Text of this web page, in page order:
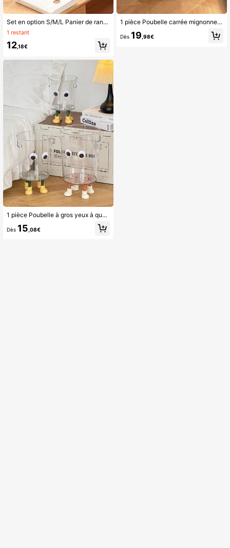
Set en option S/M/L Panier de rangement tressé, organisateur de bureau fait main pour la chambre à coucher, le salon, le bureau et la cuisine, accessoires de cuisine, outils de cuisine, organisateur de cuisine, organisateur de maquillage, articles de mariage, décorations florales, articles ménagers, table, décorations pour la maison, organisation et stockage à la maison, décoration de chambre, panier de style bohème tressé géométrique, porte-plante en bois et rotin, décor de corde naturelle mixte pour les espaces extérieurs avec des vibrations côtières
1 restant
12,18€
1 pièce Poubelle à gros yeux à quatre pieds, poubelle en acrylique transparent de style INS, convient pour la chambre, le salon, le bureau et la salle à manger
Dès 15 ,08€
1 pièce Poubelle carrée mignonne aux grands yeux à rayures avec support à quatre pattes, poubelle avec barre de pression pour bureau, chambre, salon, cuisine, salle de bain, organisation de la maison, conteneur de stockage ménager pour une décoration moderne
Dès 19 ,98€